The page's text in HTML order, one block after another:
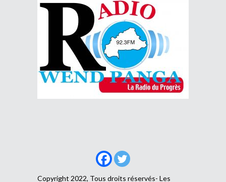
Copyright 2022, Tous droits réservés- Les